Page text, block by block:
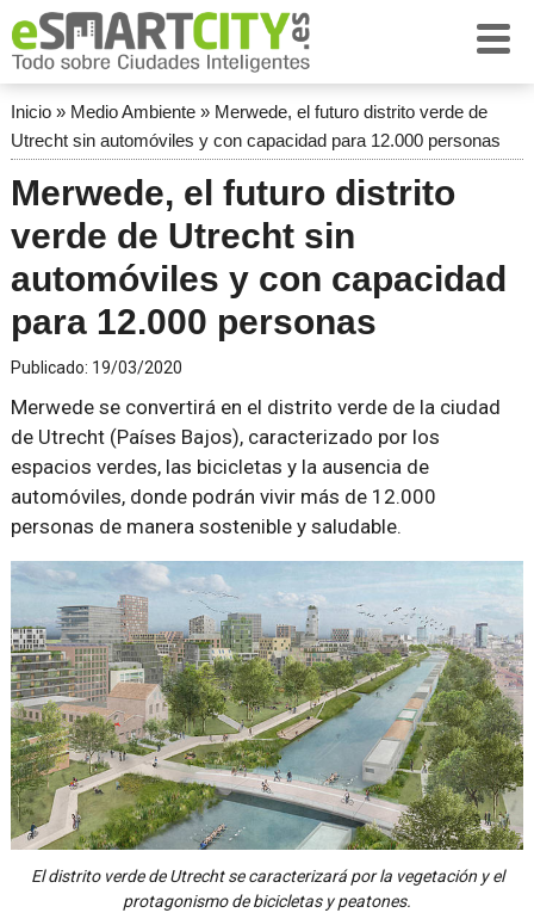
Inicio» Medio Ambiente» Merwede, el futuro distrito verde de
Utrecht sin automóviles y con capacidad para 12.000 personas
Merwede, el futuro distrito
verde de Utrecht sin
automóviles y con capacidad
para 12.000 personas
Publicado: 19/03/2020
Merwede se convertirá en el distrito verde de la ciudad
de Utrecht (Países Bajos), caracterizado por los
espacios verdes, las bicicletas y la ausencia de
automóviles, donde podrán vivir más de 12.000
personas de manera sostenible y saludable.
El distrito verde de Utrecht se caracterizará por la vegetación y el
protagonismo de bicicletas y peatones.